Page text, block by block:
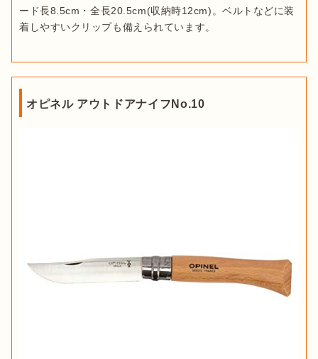
ード長8.5cm・全長20.5cm(収納時12cm)。ベルトなどに装
着しやすいクリップも備えられています。
オピネル アウトドアナイフNo.10